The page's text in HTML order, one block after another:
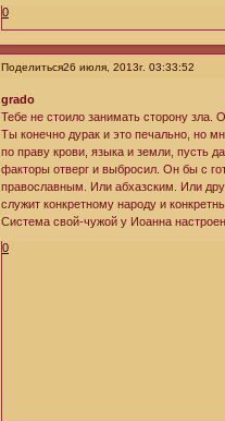
0
Поделиться26 июля, 2013г. 03:33:52
grado
Тебе не стоило занимать сторону зла.
Ты конечно дурак и это печально, но
по праву крови, языка и земли, пусть
факторы отверг и выбросил. Он бы с
православным. Или абхазским. Или
служит конкретному народу и
Система свой-чужой у Иоанна
0